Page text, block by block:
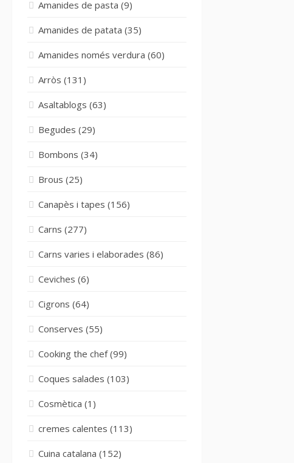
Amanides de pasta (9)
Amanides de patata (35)
Amanides només verdura (60)
Arròs (131)
Asaltablogs (63)
Begudes (29)
Bombons (34)
Brous (25)
Canapès i tapes (156)
Carns (277)
Carns varies i elaborades (86)
Ceviches (6)
Cigrons (64)
Conserves (55)
Cooking the chef(99)
Coques salades (103)
Cosmètica (1)
cremes calentes (113)
Cuina catalana (152)